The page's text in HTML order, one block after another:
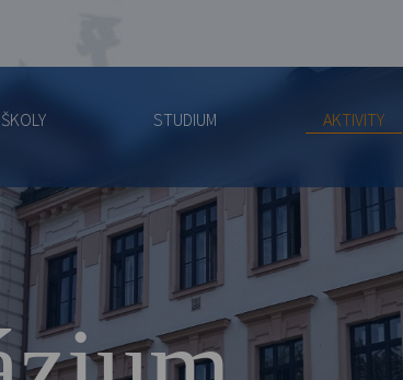
STUDIUM AKTIVITY